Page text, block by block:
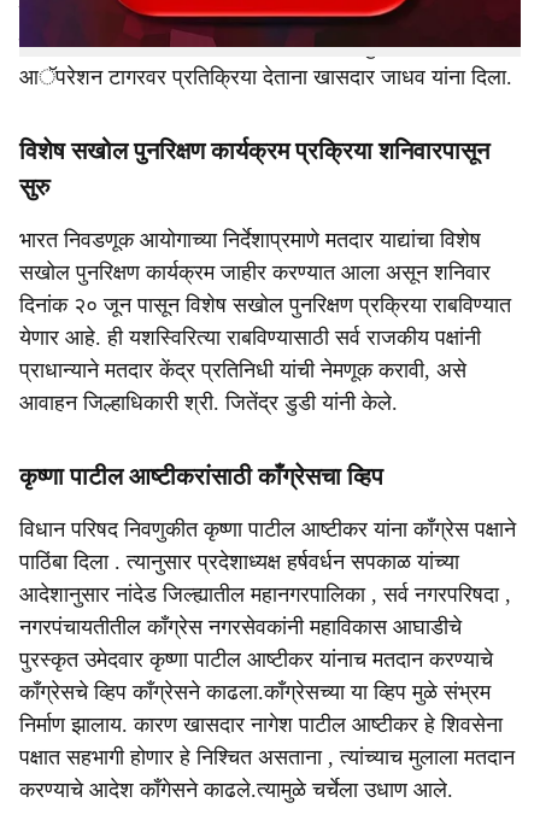
शिवसेना सोडून गेले त्यांची किंमत जिल्ह्याच्या राजकारणात शून्य
झाली. यांचीही तीच गत होणार, असा इशाराच राहुल पाटील यांनी
आॅपरेशन टागरवर प्रतिक्रिया देताना खासदार जाधव यांना दिला.
विशेष सखोल पुनरिक्षण कार्यक्रम प्रक्रिया शनिवारपासून
सुरु
भारत निवडणूक आयोगाच्या निर्देशाप्रमाणे मतदार याद्यांचा विशेष
सखोल पुनरिक्षण कार्यक्रम जाहीर करण्यात आला असून शनिवार
दिनांक २० जून पासून विशेष सखोल पुनरिक्षण प्रक्रिया राबविण्यात
येणार आहे. ही यशस्विरित्या राबविण्यासाठी सर्व राजकीय पक्षांनी
प्राधान्याने मतदार केंद्र प्रतिनिधी यांची नेमणूक करावी, असे
आवाहन जिल्हाधिकारी श्री. जितेंद्र डुडी यांनी केले.
कृष्णा पाटील आष्टीकरांसाठी काँग्रेसचा व्हिप
विधान परिषद निवणुकीत कृष्णा पाटील आष्टीकर यांना काँग्रेस पक्षाने
पाठिंबा दिला . त्यानुसार प्रदेशाध्यक्ष हर्षवर्धन सपकाळ यांच्या
आदेशानुसार नांदेड जिल्ह्यातील महानगरपालिका , सर्व नगरपरिषदा ,
नगरपंचायतीतील काँग्रेस नगरसेवकांनी महाविकास आघाडीचे
पुरस्कृत उमेदवार कृष्णा पाटील आष्टीकर यांनाच मतदान करण्याचे
काँग्रेसचे व्हिप काँग्रेसने काढला.काँग्रेसच्या या व्हिप मुळे संभ्रम
निर्माण झालाय. कारण खासदार नागेश पाटील आष्टीकर हे शिवसेना
पक्षात सहभागी होणार हे निश्चित असताना , त्यांच्याच मुलाला मतदान
करण्याचे आदेश काँगेसने काढले.त्यामुळे चर्चेला उधाण आले.